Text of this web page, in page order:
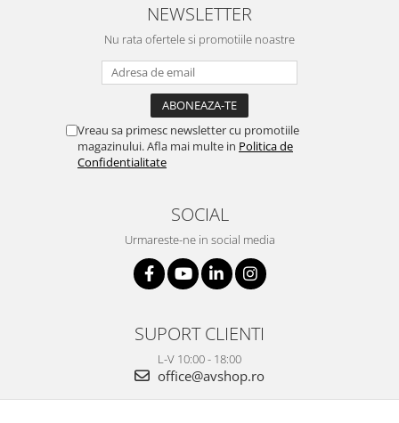
NEWSLETTER
Nu rata ofertele si promotiile noastre
Vreau sa primesc newsletter cu promotiile
magazinului. Afla mai multe in Politica de
Confidentialitate
SOCIAL
Urmareste-ne in social media
SUPORT CLIENTI
L-V 10:00 - 18:00
office@avshop.ro